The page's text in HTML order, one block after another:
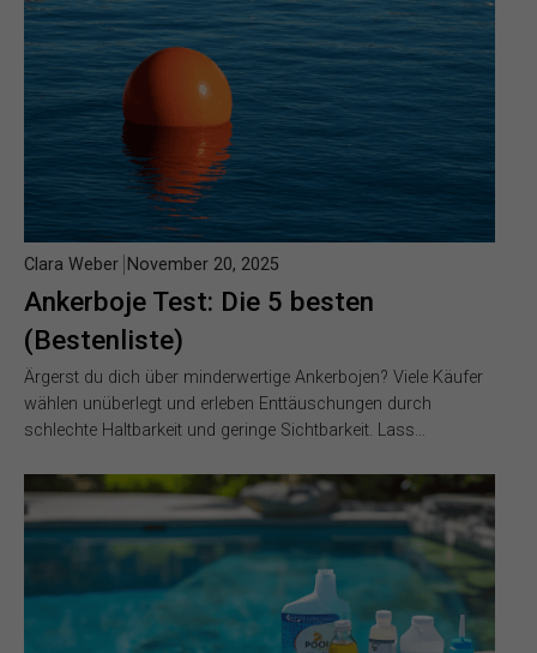
Ankerboje Test: Die 5 besten
(Bestenliste)
Clara Weber November 20, 2025
Ärgerst du dich über minderwertige Ankerbojen? Viele Käufer
wählen unüberlegt und erleben Enttäuschungen durch
schlechte Haltbarkeit und geringe Sichtbarkeit. Lass…